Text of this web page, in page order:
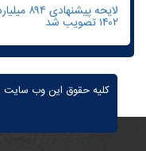
لایحه
۱۴۰۲ تصویب شد
کلیه حقوق این وب سایت